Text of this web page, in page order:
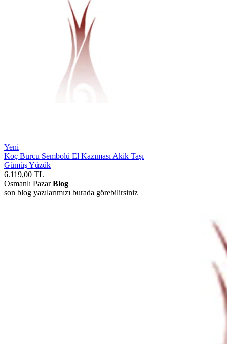
Yeni
Koç Burcu Sembolü El Kazıması Akik Taşı
Gümüş Yüzük
6.119,00 TL
Osmanlı PazarBlog
son blog yazılarımızı burada görebilirsiniz